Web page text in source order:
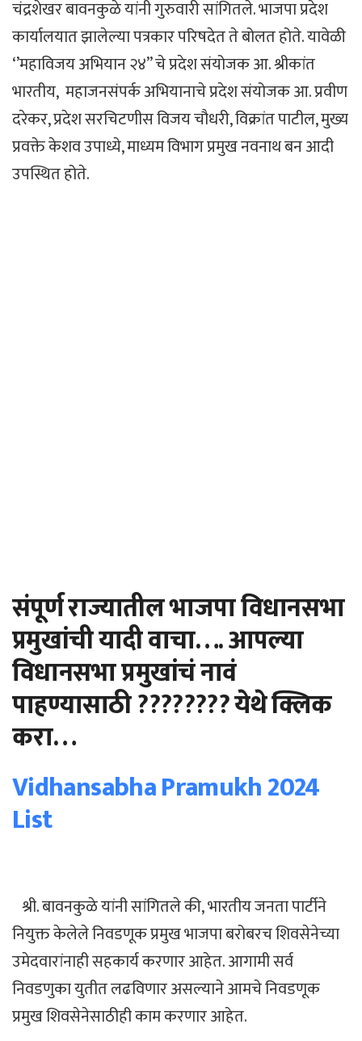
चंद्रशेखर बावनकुळे यांनी गुरुवारी सांगितले. भाजपा प्रदेश
कार्यालयात झालेल्या पत्रकार परिषदेत ते बोलत होते. यावेळी
‘’महाविजय अभियान २४’’ चे प्रदेश संयोजक आ. श्रीकांत
भारतीय, महाजनसंपर्क अभियानाचे प्रदेश संयोजक आ. प्रवीण
दरेकर, प्रदेश सरचिटणीस विजय चौधरी, विक्रांत पाटील, मुख्य
प्रवक्ते केशव उपाध्ये, माध्यम विभाग प्रमुख नवनाथ बन आदी
उपस्थित होते.
संपूर्ण राज्यातील भाजपा विधानसभा
प्रमुखांची यादी वाचा…. आपल्या
विधानसभा प्रमुखांचं नावं
पाहण्यासाठी ???????? येथे क्लिक
करा…
Vidhansabha Pramukh 2024
List
श्री. बावनकुळे यांनी सांगितले की, भारतीय जनता पार्टीने
नियुक्त केलेले निवडणूक प्रमुख भाजपा बरोबरच शिवसेनेच्या
उमेदवारांनाही सहकार्य करणार आहेत. आगामी सर्व
निवडणुका युतीत लढविणार असल्याने आमचे निवडणूक
प्रमुख शिवसेनेसाठीही काम करणार आहेत.